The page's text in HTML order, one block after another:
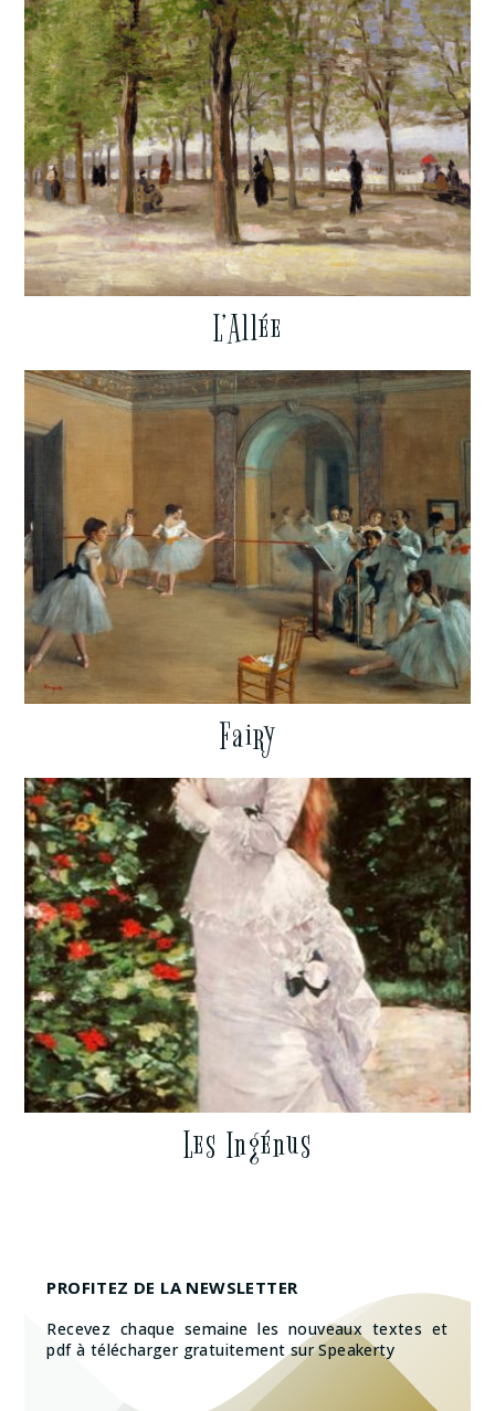
L’Allée
Fairy
Les Ingénus
PROFITEZ DE LA NEWSLETTER
Recevez chaque semaine les nouveaux textes et
pdf à télécharger gratuitement sur Speakerty